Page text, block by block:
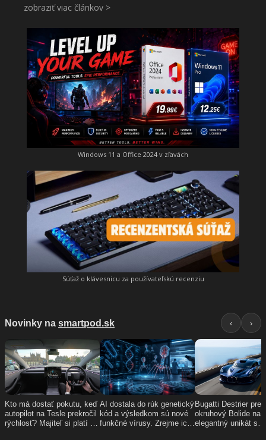
zobraziť viac článkov >
Windows 11 a Office 2024 v zľavách
Súťaž o klávesnicu za používateľskú recenziu